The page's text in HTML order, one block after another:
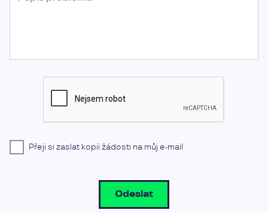
Přeji si zaslat kopii žádosti na můj e-mail
Odeslat